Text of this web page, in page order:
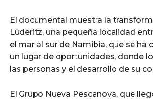
El documental muestra la
Lüderitz, una pequeña localidad
el mar al sur de Namibia, que se ha
un lugar de oportunidades, donde
las personas y el desarrollo de su
El Grupo Nueva Pescanova, que